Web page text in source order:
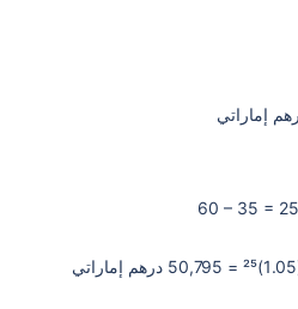
القيمة المستقبلية = 15,000 × (1.05)²⁵ = 50,795 درهم إماراتي